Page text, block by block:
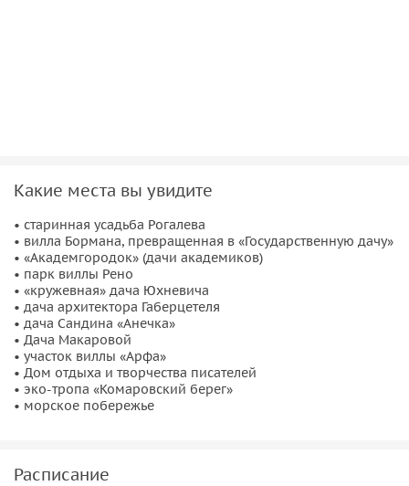
Какие места вы увидите
• старинная усадьба Рогалева
• вилла Бормана, превращенная в «Государственную дачу»
• «Академгородок» (дачи академиков)
• парк виллы Рено
• «кружевная» дача Юхневича
• дача архитектора Габерцетеля
• дача Сандина «Анечка»
• Дача Макаровой
• участок виллы «Арфа»
• Дом отдыха и творчества писателей
• эко-тропа «Комаровский берег»
• морское побережье
Расписание